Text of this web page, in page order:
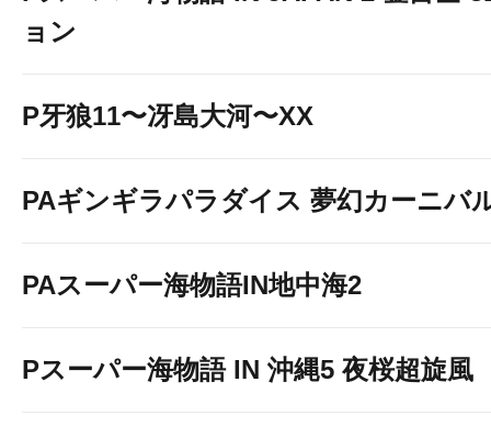
ョン
P牙狼11〜冴島大河〜XX
PAギンギラパラダイス 夢幻カーニバ
PAスーパー海物語IN地中海2
Pスーパー海物語 IN 沖縄5 夜桜超旋風